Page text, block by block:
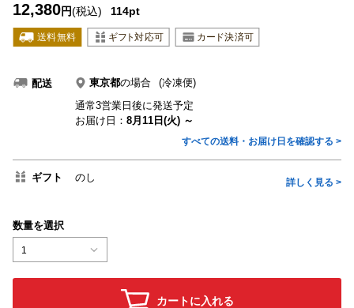
12,380円(税込) 114pt
配送 東京都の場合
(冷凍便)
通常3営業日後に発送予定
お届け日： 8月11日(火) ～
すべての送料・お届け日を確認する >
ギフト のし 詳しく見る >
数量を選択
1
カートに入れる